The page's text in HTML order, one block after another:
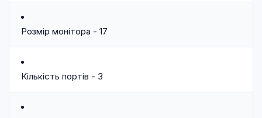
Розмір монітора - 17
Кількість портів - 3